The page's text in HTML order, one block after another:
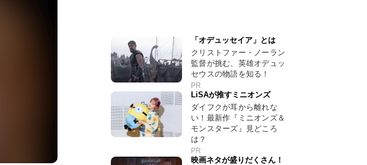
「オデュッセイア」とは
クリストファー・ノーラン
監督が挑む、英雄オデュッ
セウスの物語を知る！
PR
LiSAが推すミニオンズ
ダイフクが耳から離れな
い！最新作『ミニオンズ＆
モンスターズ』見どころ
は？
PR
映画ネタが盛りだくさん！